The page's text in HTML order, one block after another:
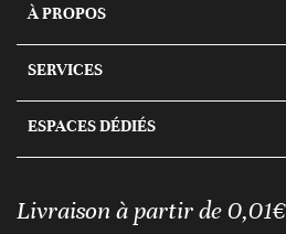
À PROPOS
SERVICES
ESPACES DÉDIÉS
Livraison à partir de 0,01€